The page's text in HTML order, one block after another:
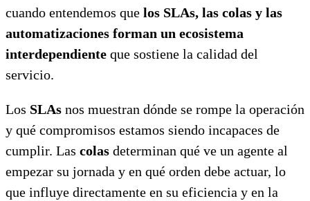
cuando entendemos que los SLAs, las colas y las
automatizaciones forman un ecosistema
interdependiente que sostiene la calidad del
servicio.
Los SLAs nos muestran dónde se rompe la operación
y qué compromisos estamos siendo incapaces de
cumplir. Las colas determinan qué ve un agente al
empezar su jornada y en qué orden debe actuar, lo
que influye directamente en su eficiencia y en la